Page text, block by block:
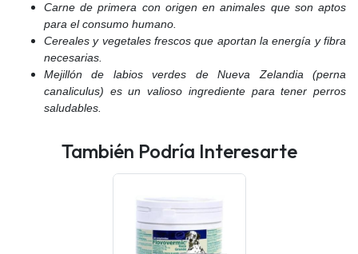
Carne de primera con origen en animales que son aptos
para el consumo humano.
Cereales y vegetales frescos que aportan la energía y fibra
necesarias.
Mejillón de labios verdes de Nueva Zelandia (perna
canaliculus) es un valioso ingrediente para tener perros
saludables.
También Podría Interesarte